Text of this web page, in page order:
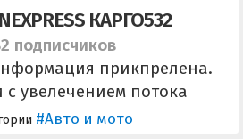
КАРГО532
подписчиков
прикпрелена.
с увелечением потока
наши менеджера не
#Авто и мото